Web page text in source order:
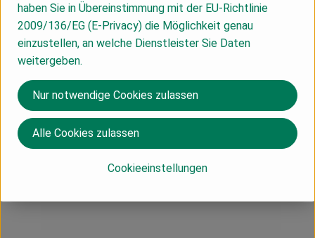
- kontrollierte Naturkosmetik
- ph 7,5 basische Mundpflege
- ohne Zusatz von Fluorieden
(Abb./ Text: Natur Hurtig, Chemnitz)
Produktinformationen
haben Sie in Übereinstimmung mit der EU-Richtlinie
2009/136/EG (E-Privacy) die Möglichkeit genau
einzustellen, an welche Dienstleister Sie Daten
weitergeben.
Cookieeinstellungen
Nur notwendige Cookies zulassen
Alle Cookies zulassen